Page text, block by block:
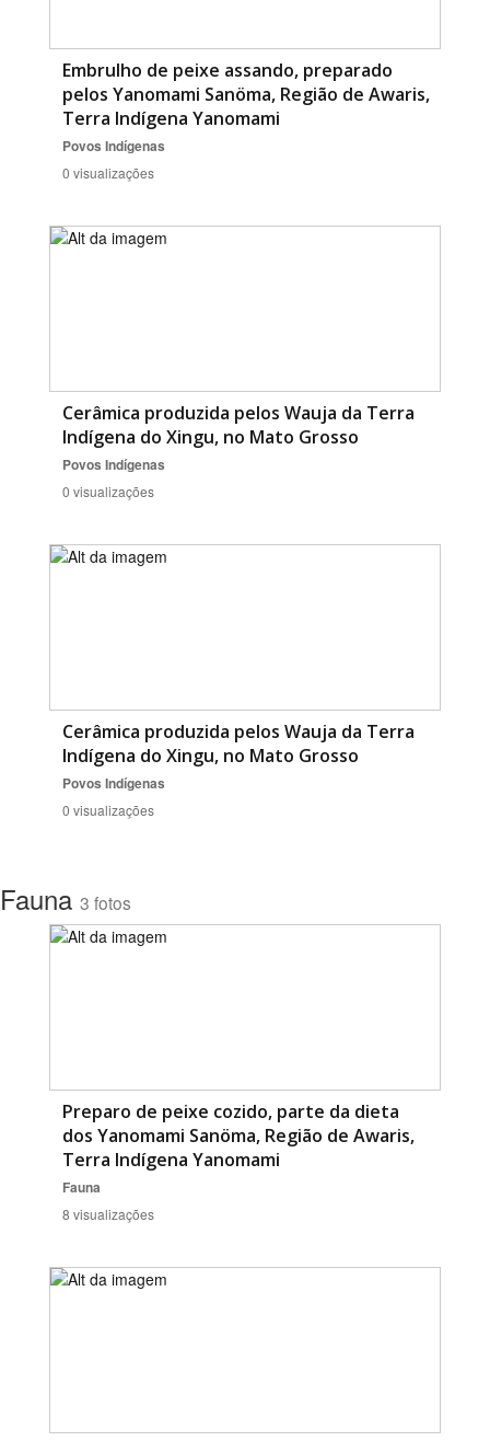
Embrulho de peixe assando, preparado
pelos Yanomami Sanöma, Região de Awaris,
Terra Indígena Yanomami
Povos Indígenas
0 visualizações
Cerâmica produzida pelos Wauja da Terra
Indígena do Xingu, no Mato Grosso
Povos Indígenas
0 visualizações
Cerâmica produzida pelos Wauja da Terra
Indígena do Xingu, no Mato Grosso
Povos Indígenas
0 visualizações
Fauna 3 fotos
Preparo de peixe cozido, parte da dieta
dos Yanomami Sanöma, Região de Awaris,
Terra Indígena Yanomami
Fauna
8 visualizações